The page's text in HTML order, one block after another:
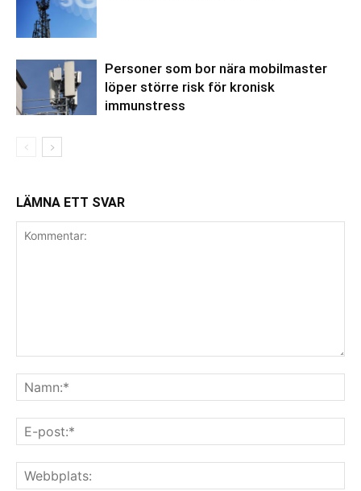
Personer som bor nära mobilmaster
löper större risk för kronisk
immunstress
LÄMNA ETT SVAR